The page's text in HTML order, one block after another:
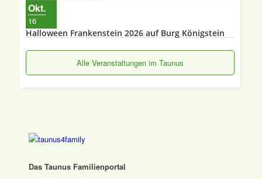
Okt.
16
Halloween Frankenstein 2026 auf Burg Königstein
Alle Veranstaltungen im Taunus
Das Taunus Familienportal